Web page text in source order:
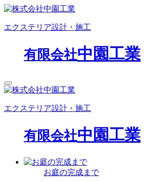
エクステリア設計・施工
有限会社中園工業
エクステリア設計・施工
有限会社中園工業
お庭の完成まで